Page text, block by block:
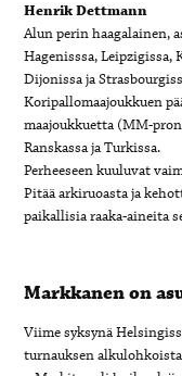
Henrik Dettmann
Alun perin haagalainen,
Hagenisssa, Leipzigissa,
Dijonissa ja
Koripallomaajoukkuen
maajoukkuetta (MM-
Ranskassa ja Turkissa.
Perheeseen kuuluvat
Pitää arkiruoasta ja
paikallisia raaka-aineita
Markkanen on
Viime syksynä
turnauksen